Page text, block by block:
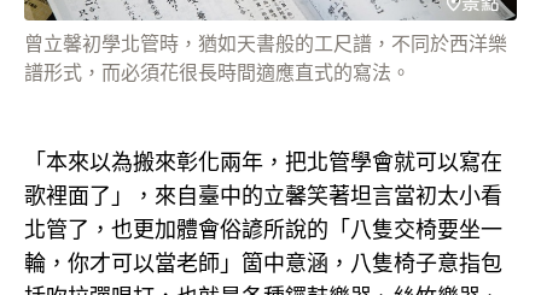
曾立馨初學北管時，猶如天書般的工尺譜，不同於西洋樂
譜形式，而必須花很長時間適應直式的寫法。
「本來以為搬來彰化兩年，把北管學會就可以寫在
歌裡面了」，來自臺中的立馨笑著坦言當初太小看
北管了，也更加體會俗諺所說的「八隻交椅要坐一
輪，你才可以當老師」箇中意涵，八隻椅子意指包